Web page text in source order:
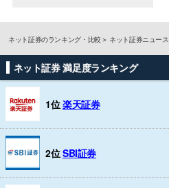
ネット証券のランキング・比較 ネット証券ニュース
ネット証券 満足度ランキング
1位楽天証券
2位SBI証券